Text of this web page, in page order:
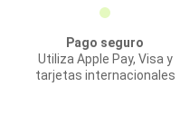
Pago seguro
Utiliza Apple Pay, Visa y
tarjetas internacionales